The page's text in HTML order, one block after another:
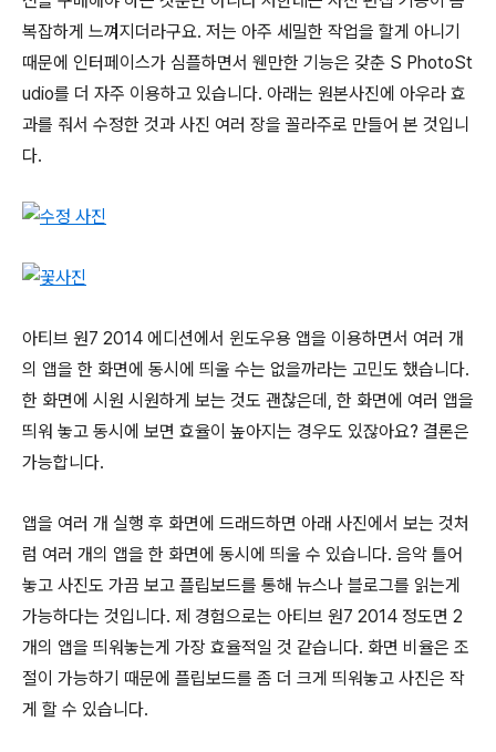
복잡하게 느껴지더라구요. 저는 아주 세밀한 작업을 할게 아니기
때문에 인터페이스가 심플하면서 웬만한 기능은 갖춘 S PhotoSt
udio를 더 자주 이용하고 있습니다. 아래는 원본사진에 아우라 효
과를 줘서 수정한 것과 사진 여러 장을 꼴라주로 만들어 본 것입니
다.
아티브 원7 2014 에디션에서 윈도우용 앱을 이용하면서 여러 개
의 앱을 한 화면에 동시에 띄울 수는 없을까라는 고민도 했습니다.
한 화면에 시원 시원하게 보는 것도 괜찮은데, 한 화면에 여러 앱을
띄워 놓고 동시에 보면 효율이 높아지는 경우도 있잖아요? 결론은
가능합니다.
앱을 여러 개 실행 후 화면에 드래드하면 아래 사진에서 보는 것처
럼 여러 개의 앱을 한 화면에 동시에 띄울 수 있습니다. 음악 틀어
놓고 사진도 가끔 보고 플립보드를 통해 뉴스나 블로그를 읽는게
가능하다는 것입니다. 제 경험으로는 아티브 원7 2014 정도면 2
개의 앱을 띄워놓는게 가장 효율적일 것 같습니다. 화면 비율은 조
절이 가능하기 때문에 플립보드를 좀 더 크게 띄워놓고 사진은 작
게 할 수 있습니다.